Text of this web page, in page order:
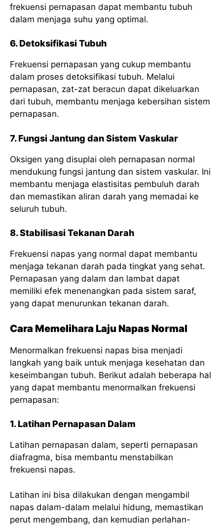
frekuensi pernapasan dapat membantu tubuh
dalam menjaga suhu yang optimal.
6. Detoksifikasi Tubuh
Frekuensi pernapasan yang cukup membantu
dalam proses detoksifikasi tubuh. Melalui
pernapasan, zat-zat beracun dapat dikeluarkan
dari tubuh, membantu menjaga kebersihan sistem
pernapasan.
7. Fungsi Jantung dan Sistem Vaskular
Oksigen yang disuplai oleh pernapasan normal
mendukung fungsi jantung dan sistem vaskular. Ini
membantu menjaga elastisitas pembuluh darah
dan memastikan aliran darah yang memadai ke
seluruh tubuh.
8. Stabilisasi Tekanan Darah
Frekuensi napas yang normal dapat membantu
menjaga tekanan darah pada tingkat yang sehat.
Pernapasan yang dalam dan lambat dapat
memiliki efek menenangkan pada sistem saraf,
yang dapat menurunkan tekanan darah.
Cara Memelihara Laju Napas Normal
Menormalkan frekuensi napas bisa menjadi
langkah yang baik untuk menjaga kesehatan dan
keseimbangan tubuh. Berikut adalah beberapa hal
yang dapat membantu menormalkan frekuensi
pernapasan:
1. Latihan Pernapasan Dalam
Latihan pernapasan dalam, seperti pernapasan
diafragma, bisa membantu menstabilkan
frekuensi napas.
Latihan ini bisa dilakukan dengan mengambil
napas dalam-dalam melalui hidung, memastikan
perut mengembang, dan kemudian perlahan-